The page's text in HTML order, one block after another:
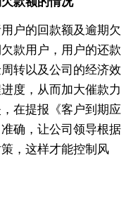
户的回款额及逾期欠
款用户，用户的还款
转以及公司的经济效
度，从而加大催款力
在提报《客户到期应
确，让公司领导根据
，这样才能控制风